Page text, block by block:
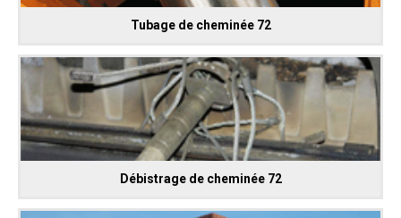
Tubage de cheminée 72
Débistrage de cheminée 72